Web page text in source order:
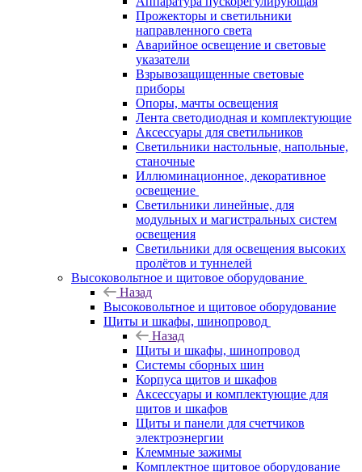
Прожекторы и светильники
направленного света
Аварийное освещение и световые
указатели
Взрывозащищенные световые
приборы
Опоры, мачты освещения
Лента светодиодная и комплектующие
Аксессуары для светильников
Светильники настольные, напольные,
станочные
Иллюминационное, декоративное
освещение
Светильники линейные, для
модульных и магистральных систем
освещения
Светильники для освещения высоких
пролётов и туннелей
Высоковольтное и щитовое оборудование
Назад
Высоковольтное и щитовое оборудование
Щиты и шкафы, шинопровод
Назад
Щиты и шкафы, шинопровод
Системы сборных шин
Корпуса щитов и шкафов
Аксессуары и комплектующие для
щитов и шкафов
Щиты и панели для счетчиков
электроэнергии
Клеммные зажимы
Комплектное щитовое оборудование